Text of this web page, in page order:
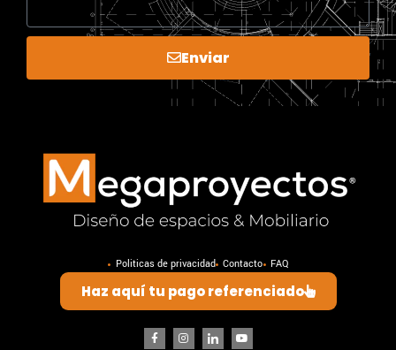
Enviar
Politicas de privacidad Contacto FAQ
Haz aquí tu pago referenciado